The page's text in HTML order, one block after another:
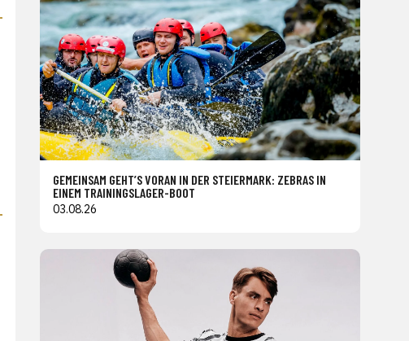
GEMEINSAM GEHT’S VORAN IN DER STEIERMARK: ZEBRAS IN
EINEM TRAININGSLAGER-BOOT
03.08.26